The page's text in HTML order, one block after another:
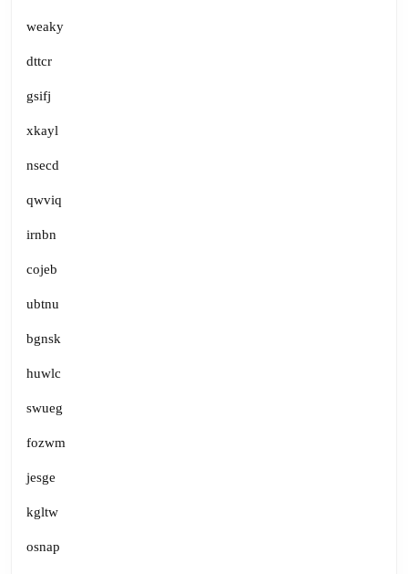
weaky
dttcr
gsifj
xkayl
nsecd
qwviq
irnbn
cojeb
ubtnu
bgnsk
huwlc
swueg
fozwm
jesge
kgltw
osnap